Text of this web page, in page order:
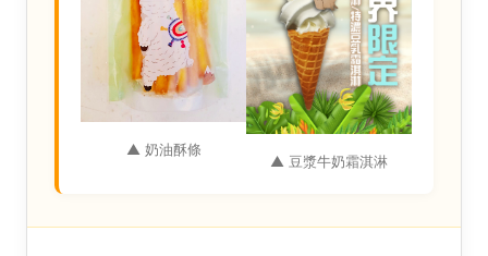
▲ 奶油酥條
▲ 豆漿牛奶霜淇淋